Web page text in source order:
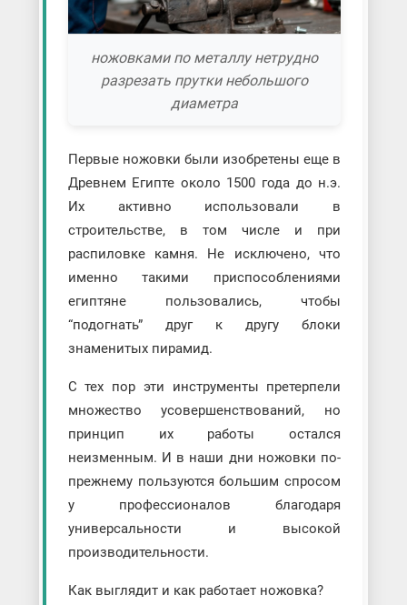
ножовками по металлу нетрудно
разрезать прутки небольшого
диаметра
Первые ножовки были изобретены еще в
Древнем Египте около 1500 года до н.э.
Их активно использовали в
строительстве, в том числе и при
распиловке камня. Не исключено, что
именно такими приспособлениями
египтяне пользовались, чтобы
“подогнать” друг к другу блоки
знаменитых пирамид.
С тех пор эти инструменты претерпели
множество усовершенствований, но
принцип их работы остался
неизменным. И в наши дни ножовки по-
прежнему пользуются большим спросом
у профессионалов благодаря
универсальности и высокой
производительности.
Как выглядит и как работает ножовка?